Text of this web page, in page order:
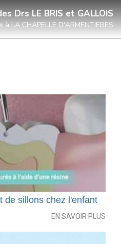
Drs LE BRIS et GALLOIS
LA CHAPELLE D'ARMENTIERES
de sillons chez l'enfant
EN SAVOIR PLUS